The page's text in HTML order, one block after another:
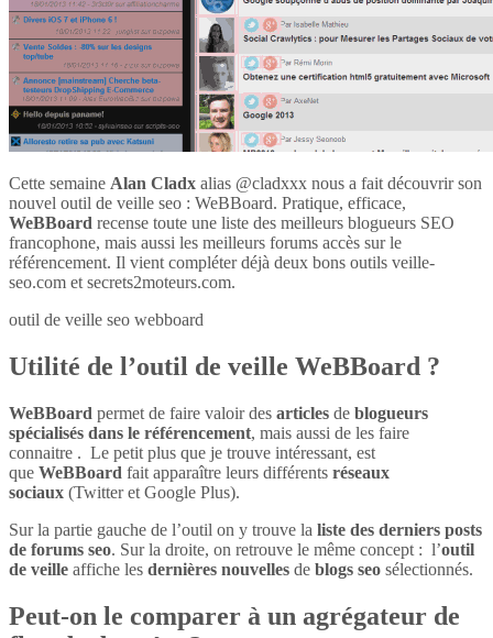
Cette semaine Alan Cladx alias @cladxxx nous a fait découvrir son
nouvel outil de veille seo : WeBBoard. Pratique, efficace,
WeBBoard recense toute une liste des meilleurs blogueurs SEO
francophone, mais aussi les meilleurs forums accès sur le
référencement. Il vient compléter déjà deux bons outils veille-
seo.com et secrets2moteurs.com.
outil de veille seo webboard
Utilité de l’outil de veille WeBBoard ?
WeBBoard permet de faire valoir des articles de blogueurs
spécialisés dans le référencement, mais aussi de les faire
connaitre . Le petit plus que je trouve intéressant, est
que WeBBoard fait apparaître leurs différents réseaux
sociaux (Twitter et Google Plus).
Sur la partie gauche de l’outil on y trouve la liste des derniers posts
de forums seo. Sur la droite, on retrouve le même concept : l’outil
de veille affiche les dernières nouvelles de blogs seo sélectionnés.
Peut-on le comparer à un agrégateur de